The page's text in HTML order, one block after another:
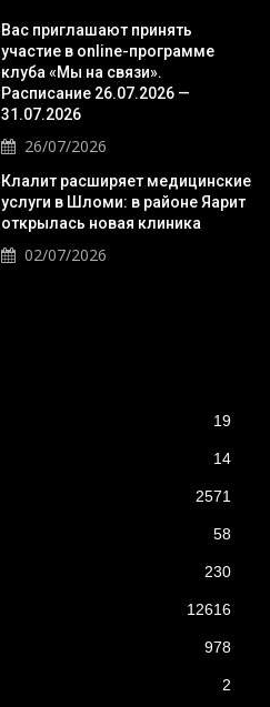
Вас приглашают принять
участие в online-программе
клуба «Мы на связи».
Расписание 26.07.2026 —
31.07.2026
26/07/2026
Клалит расширяет медицинские
услуги в Шломи: в районе Яарит
открылась новая клиника
02/07/2026
19
14
2571
58
230
12616
978
2